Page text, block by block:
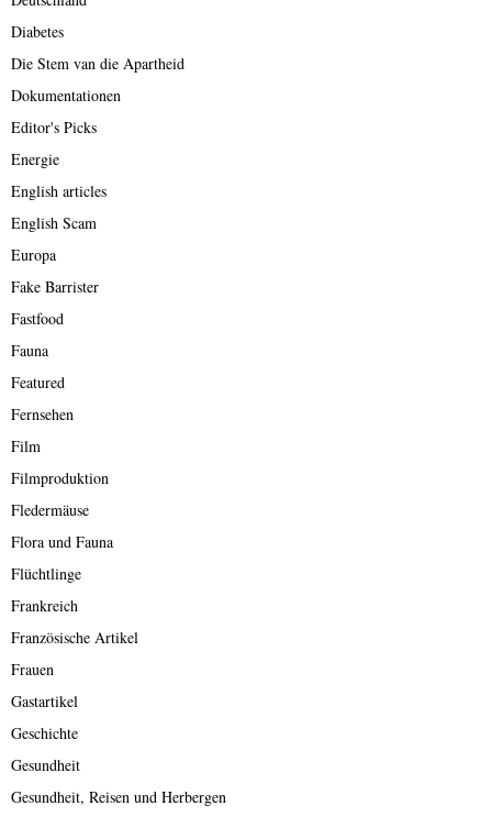
Diabetes
Die Stem van die Apartheid
Dokumentationen
Editor's Picks
Energie
English articles
English Scam
Europa
Fake Barrister
Fastfood
Fauna
Featured
Fernsehen
Film
Filmproduktion
Fledermäuse
Flora und Fauna
Flüchtlinge
Frankreich
Französische Artikel
Frauen
Gastartikel
Geschichte
Gesundheit
Gesundheit, Reisen und Herbergen